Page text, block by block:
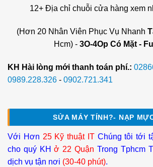
12+ Địa chỉ chuỗi cửa hàng xem
(Hơn 20 Nhân Viên Phục Vụ Nhanh
Hcm) - 3O-4Op Có Mặt -
KH Hài lòng mới thanh toán phí.:
0989.228.326 - 0902.721.341
SỬA MÁY TÍNH?- NẠP
Với Hơn 25 Kỹ thuật ITChúng tôi tới
cho quý KHở 22 Quận Trong Tphcm
dịch vụ tận nơi (30-40 phút).